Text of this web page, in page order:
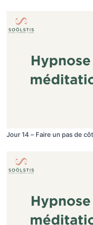
Jour 14 – Faire un pas de